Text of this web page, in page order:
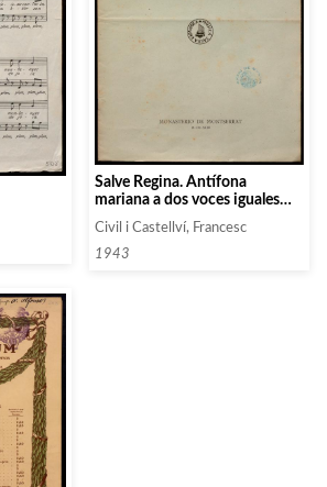
Salve Regina. Antífona
mariana a dos voces iguales
con acompañamiento de
organo o armonium
Civil i Castellví, Francesc
1943